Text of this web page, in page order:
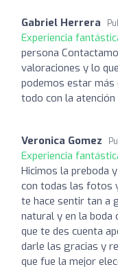
Gabriel Herrera
Experiencia
persona
valoraciones y lo
podemos estar
todo con la atención
Veronica Gomez
Experiencia
Hicimos la preboda
con todas las fotos
te hace sentir tan a
natural y en la boda
que te des cuenta
darle las gracias y
que fue la mejor